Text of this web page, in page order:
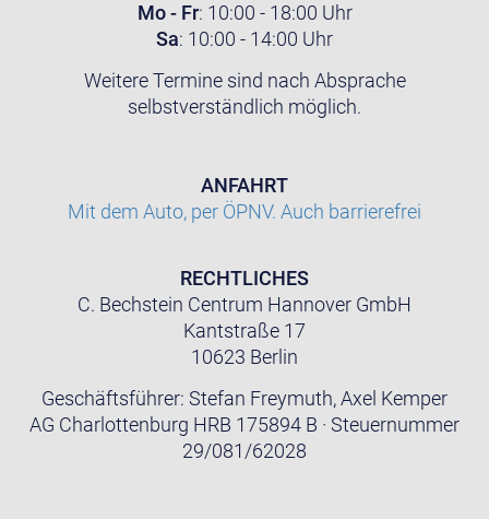
Mo - Fr: 10:00 - 18:00 Uhr
Sa: 10:00 - 14:00 Uhr
Weitere Termine sind nach Absprache
selbstverständlich möglich.
ANFAHRT
Mit dem Auto, per ÖPNV. Auch barrierefrei
RECHTLICHES
C. Bechstein Centrum Hannover GmbH
Kantstraße 17
10623 Berlin
Geschäftsführer: Stefan Freymuth, Axel Kemper
AG Charlottenburg HRB 175894 B · Steuernummer
29/081/62028